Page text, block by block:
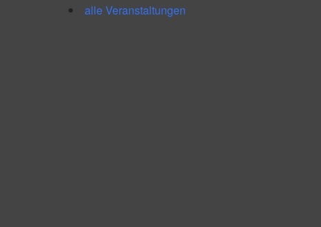
alle Veranstaltungen